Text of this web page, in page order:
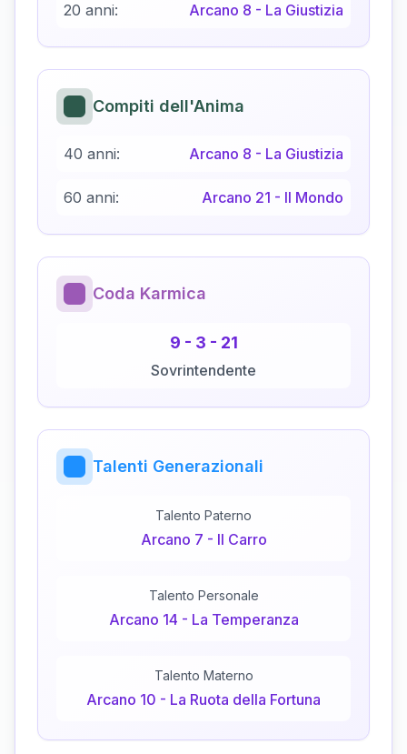
20 anni: Arcano 8 - La Giustizia
Compiti dell'Anima
40 anni: Arcano 8 - La Giustizia
60 anni: Arcano 21 - Il Mondo
Coda Karmica
9 - 3 - 21
Sovrintendente
Talenti Generazionali
Talento Paterno
Arcano 7 - Il Carro
Talento Personale
Arcano 14 - La Temperanza
Talento Materno
Arcano 10 - La Ruota della Fortuna